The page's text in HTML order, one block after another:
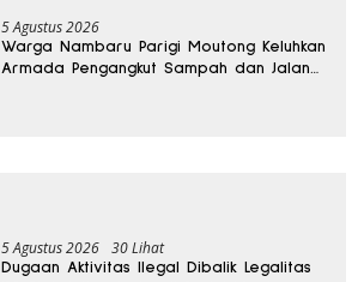
5 Agustus 2026
Warga Nambaru Parigi Moutong Keluhkan
Armada Pengangkut Sampah dan Jalan
5 Agustus 2026 30 Lihat
Dugaan Aktivitas Ilegal Dibalik Legalitas